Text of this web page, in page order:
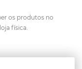
os produtos no
física.